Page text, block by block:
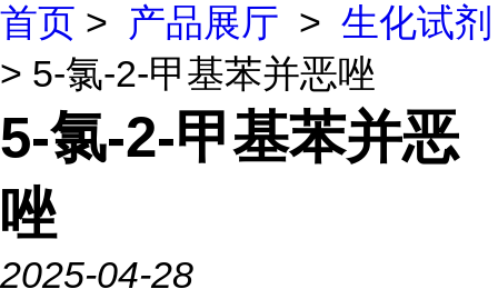
首页 > 产品展厅 > 生化试剂
> 5-氯-2-甲基苯并恶唑
5-氯-2-甲基苯并恶
唑
2025-04-28